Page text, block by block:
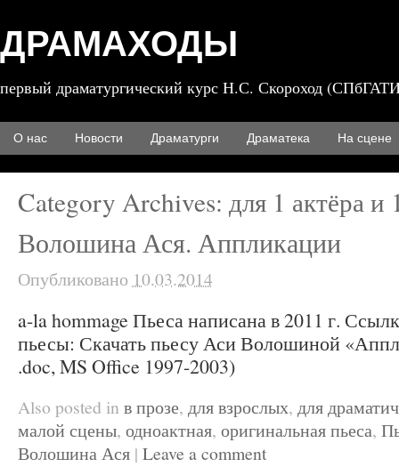
ДРАМАХОДЫ
первый драматургический курс Н.С. Скороход
О нас Новости Драматурги Драматека На сцене
Category Archives: для 1 актёра и
Волошина Ася. Аппликации
Опубликовано 10.03.2014
a-la hommage Пьеса написана в 2011 г.
пьесы: Скачать пьесу Аси Волошиной
.doc, MS Office 1997-2003)
Also posted in в прозе, для взрослых, для
малой сцены, одноактная, оригинальная пьеса,
Волошина Ася | Leave a comment